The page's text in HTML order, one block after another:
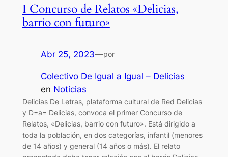
I Concurso de Relatos «Delicias,
barrio con futuro»
Abr 25, 2023—por
Colectivo De Igual a Igual – Delicias
en Noticias
Delicias De Letras, plataforma cultural de Red Delicias
y D=a= Delicias, convoca el primer Concurso de
Relatos, «Delicias, barrio con futuro». Está dirigido a
toda la población, en dos categorías, infantil (menores
de 14 años) y general (14 años o más). El relato